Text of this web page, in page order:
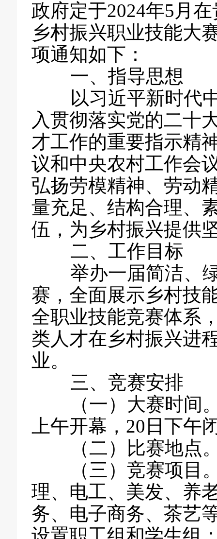
政府定于2024年5月
乡村振兴职业技能大
项通知如下：
一、指导思想
以习近平新时代中
入贯彻落实党的二十
才工作的重要指示精
议和中央农村工作会
弘扬劳模精神、劳动
量充足、结构合理、
伍，为乡村振兴提供
二、工作目标
举办一届简洁、绿
赛，全面展示乡村技
全职业技能竞赛体系
类人才在乡村振兴进
业。
三、竞赛安排
（一）大赛时间。
上午开幕，20日下午
（二）比赛地点。
（三）竞赛项目。
理、电工、美发、养
务、电子商务、茶艺